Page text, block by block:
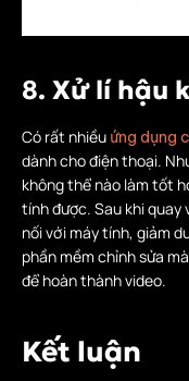
8. Xử lí hậu
Có rất nhiều ứng dụng
dành cho điện thoại.
không thể nào làm tốt
tính được. Sau khi quay
nối với máy tính, giảm
phần mềm chỉnh sửa
để hoàn thành video.
Kết luận